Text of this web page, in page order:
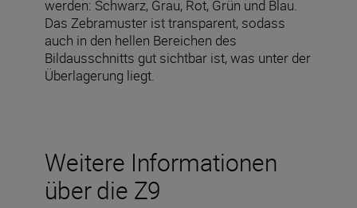
werden: Schwarz, Grau, Rot, Grün und Blau.
Das Zebramuster ist transparent, sodass
auch in den hellen Bereichen des
Bildausschnitts gut sichtbar ist, was unter der
Überlagerung liegt.
Weitere Informationen
über die Z9